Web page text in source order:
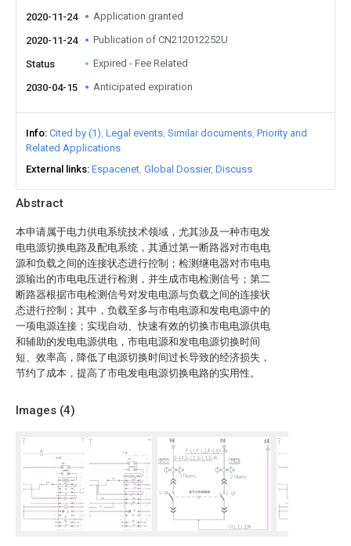
Abstract
本申请属于电力供电系统技术领域，尤其涉及一种市电发
电电源切换电路及配电系统，其通过第一断路器对市电电
源和负载之间的连接状态进行控制；检测继电器对市电电
源输出的市电电压进行检测，并生成市电检测信号；第二
断路器根据市电检测信号对发电电源与负载之间的连接状
态进行控制；其中，负载至多与市电电源和发电电源中的
一项电源连接；实现自动、快速有效的切换市电电源供电
和辅助的发电电源供电，市电电源和发电电源切换时间
短、效率高，降低了电源切换时间过长导致的经济损失，
节约了成本，提高了市电发电电源切换电路的实用性。
Images (4)
2020-11-24 Application granted
2020-11-24 Publication of CN212012252U
Status Expired - Fee Related
2030-04-15 Anticipated expiration
Info Cited by (1) Legal events Similar documents Priority and
Related Applications
External links Espacenet Global Dossier Discuss